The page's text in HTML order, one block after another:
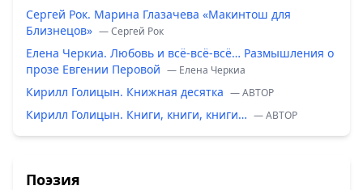
Сергей Рок. Марина Глазачева «Макинтош для
Близнецов» — Сергей Рок
Елена Черкиа. Любовь и всё-всё-всё… Размышления о
прозе Евгении Перовой — Елена Черкиа
Кирилл Голицын. Книжная десятка — ABTOP
Кирилл Голицын. Книги, книги, книги… — ABTOP
Поэзия